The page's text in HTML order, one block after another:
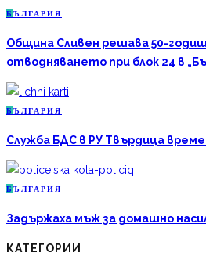
Б ЪЛГАРИЯ
Община Сливен решава 50-
отводняването при блок 24 в
Б ЪЛГАРИЯ
Служба БДС в РУ Твърдица
Б ЪЛГАРИЯ
Задържаха мъж за домашно
КАТЕГОРИИ